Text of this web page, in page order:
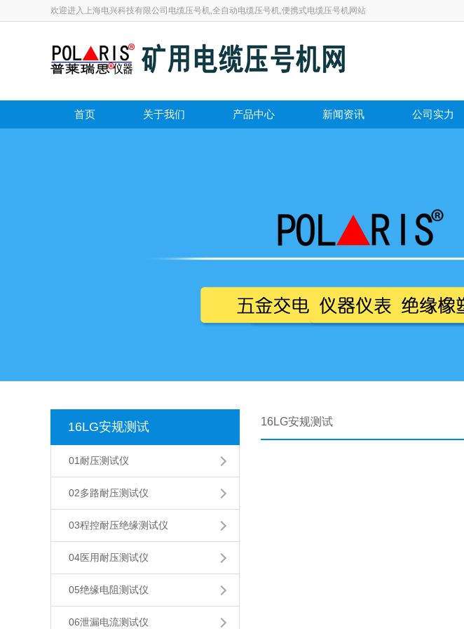
欢迎进入上海电兴科技有限公司电缆压号机,全自动电缆压号机,便携式电缆压号机网站
首页 关于我们 产品中心 新闻资讯 公司实力
16LG安规测试
01耐压测试仪
02多路耐压测试仪
03程控耐压绝缘测试仪
04医用耐压测试仪
05绝缘电阻测试仪
06泄漏电流测试仪
16LG安规测试